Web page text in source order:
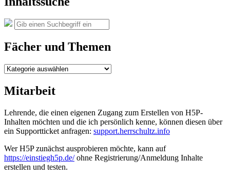
Suche
nach:
Suchen
Fächer und Themen
Fächer
Themen
Mitarbeit
Lehrende, die einen eigenen Zugang zum Erstellen von H5P-
Inhalten möchten und die ich persönlich kenne, können diesen über
ein Supportticket anfragen: support.herrschultz.info
Wer H5P zunächst ausprobieren möchte, kann auf
https://einstiegh5p.de/ohne Registrierung/Anmeldung Inhalte
erstellen und testen.